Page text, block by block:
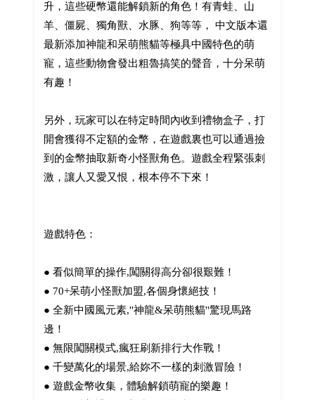
升，這些硬幣還能解鎖新的角色！有青蛙、山
羊、僵屍、獨角獸、水豚、狗等等， 中文版本還
最新添加神龍和呆萌熊貓等極具中國特色的萌
寵，這些動物會發出粗魯搞笑的聲音，十分呆萌
有趣！
另外，玩家可以在特定時間內收到禮物盒子，打
開會獲得不定額的金幣，在遊戲裏也可以通過撿
到的金幣抽取新奇小怪獸角色。遊戲全程緊張刺
激，讓人又愛又恨，根本停不下來！
遊戲特色：
● 看似簡單的操作,闖關得高分卻很艱難！
● 70+呆萌小怪獸加盟,各個身懷絕技！
● 全新中國風元素,''神龍&呆萌熊貓''驚現馬路
邊！
● 無限闖關模式,瘋狂刷新排行大作戰！
● 千變萬化的場景,給妳不一樣的刺激冒險！
● 遊戲金幣收集，體驗解鎖萌寵的樂趣！